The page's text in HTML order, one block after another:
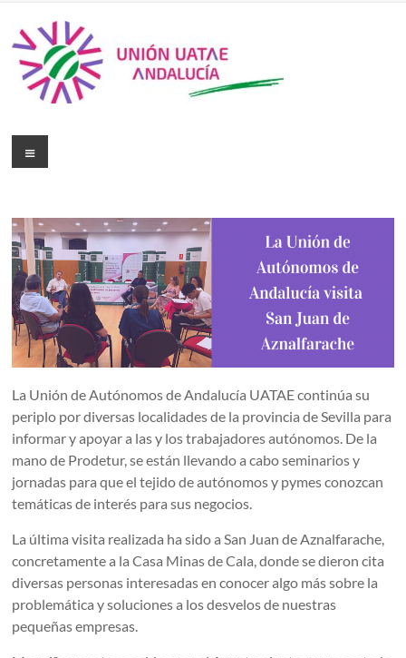
La Unión de Autónomos de Andalucía UATAE continúa su
periplo por diversas localidades de la provincia de Sevilla para
informar y apoyar a las y los trabajadores autónomos. De la
mano de Prodetur, se están llevando a cabo seminarios y
jornadas para que el tejido de autónomos y pymes conozcan
temáticas de interés para sus negocios.
La última visita realizada ha sido a San Juan de Aznalfarache,
concretamente a la Casa Minas de Cala, donde se dieron cita
diversas personas interesadas en conocer algo más sobre la
problemática y soluciones a los desvelos de nuestras
pequeñas empresas.